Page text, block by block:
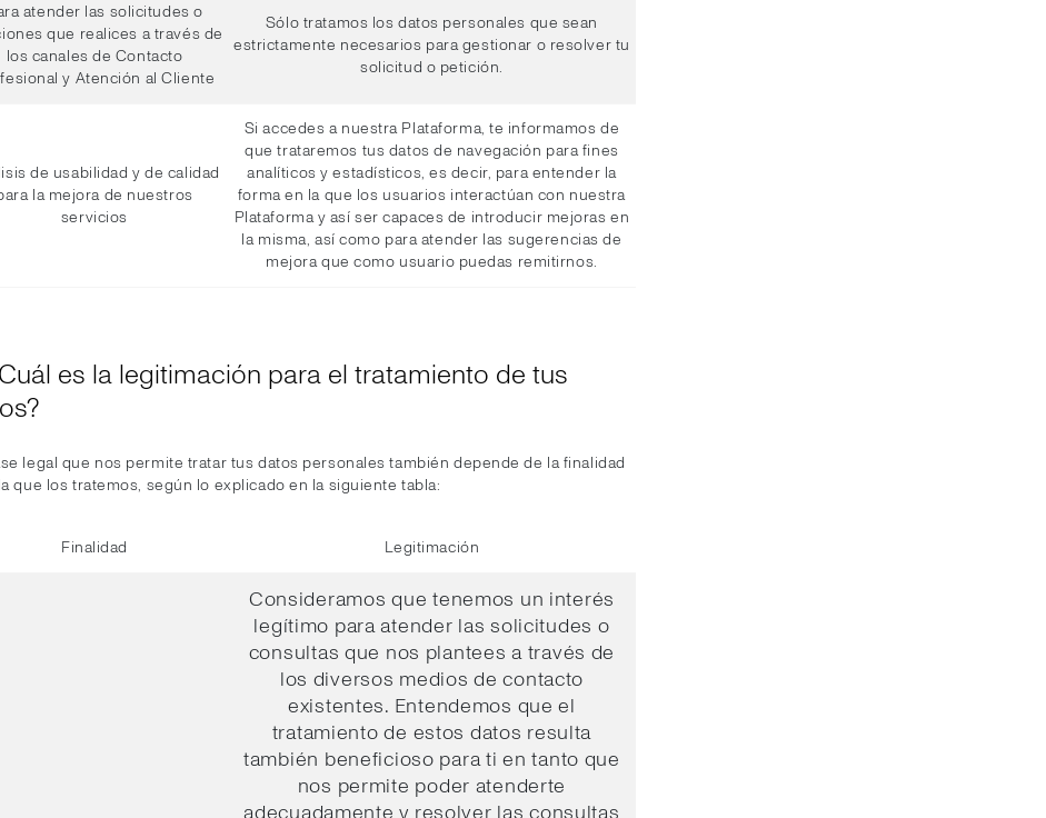
atender las solicitudes o
que realices a través de
los canales de Contacto
y Atención al Cliente
Sólo tratamos los datos personales que sean
estrictamente necesarios para gestionar o resolver tu
solicitud o petición.
de usabilidad y de calidad
la mejora de nuestros
servicios
Si accedes a nuestra Plataforma, te informamos de
que trataremos tus datos de navegación para fines
analíticos y estadísticos, es decir, para entender la
forma en la que los usuarios interactúan con nuestra
Plataforma y así ser capaces de introducir mejoras en
la misma, así como para atender las sugerencias de
mejora que como usuario puedas remitirnos.
es la legitimación para el tratamiento de tus
legal que nos permite tratar tus datos personales también depende de la finalidad
que los tratemos, según lo explicado en la siguiente tabla:
Finalidad Legitimación
Consideramos que tenemos un interés
legítimo para atender las solicitudes o
consultas que nos plantees a través de
los diversos medios de contacto
existentes. Entendemos que el
tratamiento de estos datos resulta
también beneficioso para ti en tanto que
nos permite poder atenderte